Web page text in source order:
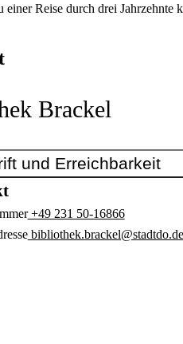
einer Reise durch drei
Brackel
und Erreichbarkeit
+49 231 50-16866
bibliothek.brackel@stadtdo.de